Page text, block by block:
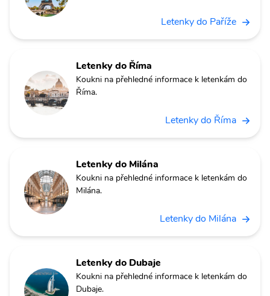
Letenky do Paříže
Letenky do Říma
Koukni na přehledné informace k letenkám do
Říma.
Letenky do Říma
Letenky do Milána
Koukni na přehledné informace k letenkám do
Milána.
Letenky do Milána
Letenky do Dubaje
Koukni na přehledné informace k letenkám do
Dubaje.